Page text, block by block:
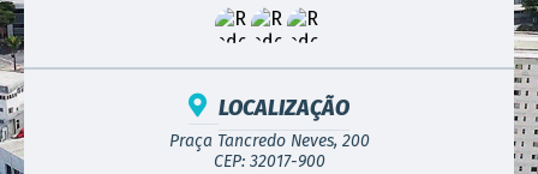
LOCALIZAÇÃO
Praça Tancredo Neves, 200
CEP: 32017-900